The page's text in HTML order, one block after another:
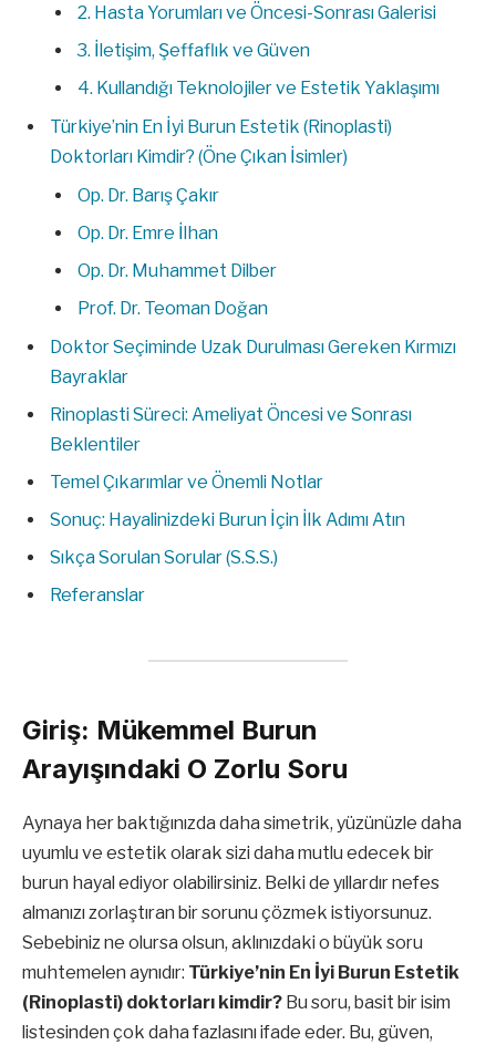
2. Hasta Yorumları ve Öncesi-Sonrası Galerisi
3. İletişim, Şeffaflık ve Güven
4. Kullandığı Teknolojiler ve Estetik Yaklaşımı
Türkiye’nin En İyi Burun Estetik (Rinoplasti)
Doktorları Kimdir? (Öne Çıkan İsimler)
Op. Dr. Barış Çakır
Op. Dr. Emre İlhan
Op. Dr. Muhammet Dilber
Prof. Dr. Teoman Doğan
Doktor Seçiminde Uzak Durulması Gereken Kırmızı
Bayraklar
Rinoplasti Süreci: Ameliyat Öncesi ve Sonrası
Beklentiler
Temel Çıkarımlar ve Önemli Notlar
Sonuç: Hayalinizdeki Burun İçin İlk Adımı Atın
Sıkça Sorulan Sorular (S.S.S.)
Referanslar
Giriş: Mükemmel Burun
Arayışındaki O Zorlu Soru
Aynaya her baktığınızda daha simetrik, yüzünüzle daha
uyumlu ve estetik olarak sizi daha mutlu edecek bir
burun hayal ediyor olabilirsiniz. Belki de yıllardır nefes
almanızı zorlaştıran bir sorunu çözmek istiyorsunuz.
Sebebiniz ne olursa olsun, aklınızdaki o büyük soru
muhtemelen aynıdır: Türkiye’nin En İyi Burun Estetik
(Rinoplasti) doktorları kimdir? Bu soru, basit bir isim
listesinden çok daha fazlasını ifade eder. Bu, güven,